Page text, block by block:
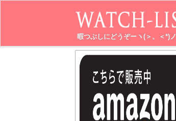
暇つぶしにどうぞーヽ(＞。＜*)ノ